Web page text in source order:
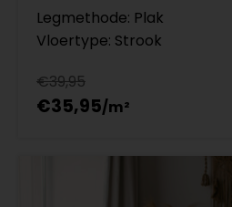
Legmethode: Plak
Vloertype: Strook
€39,95
€35,95